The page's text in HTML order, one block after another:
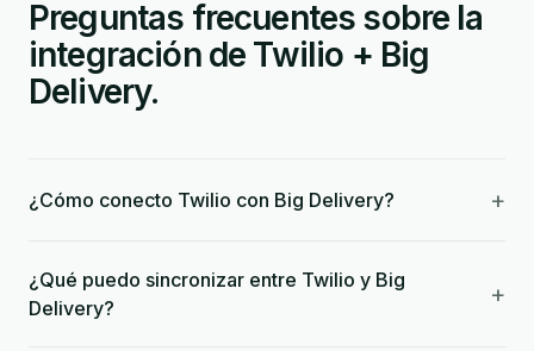
Preguntas frecuentes sobre la
integración de Twilio + Big
Delivery.
¿Cómo conecto Twilio con Big Delivery? +
¿Qué puedo sincronizar entre Twilio y Big
Delivery?
+